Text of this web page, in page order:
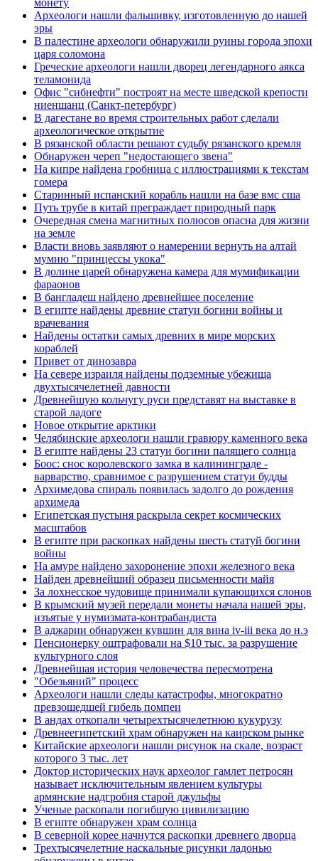
монету
Археологи нашли фальшивку, изготовленную до нашей
эры
В палестине археологи обнаружили руины города эпохи
царя соломона
Греческие археологи нашли дворец легендарного аякса
теламонида
Офис "сибнефти" построят на месте шведской крепости
ниеншанц (Санкт-петербург)
В дагестане во время строительных работ сделали
археологическое открытие
В рязанской области решают судьбу рязанского кремля
Обнаружен череп "недостающего звена"
На кипре найдена гробница с иллюстрациями к текстам
гомера
Старинный испанский корабль нашли на базе вмс сша
Путь трубе в китай преграждает природный парк
Очередная смена магнитных полюсов опасна для жизни
на земле
Власти вновь заявляют о намерении вернуть на алтай
мумию "принцессы укока"
В долине царей обнаружена камера для мумификации
фараонов
В бангладеш найдено древнейшее поселение
В египте найдены древние статуи богини войны и
врачевания
Найдены остатки самых древних в мире морских
кораблей
Привет от динозавра
На севере израиля найдены подземные убежища
двухтысячелетней давности
Древнейшую кольчугу руси представят на выставке в
старой ладоге
Новое открытие арктики
Челябинские археологи нашли гравюру каменного века
В египте найдены 23 статуи богини палящего солнца
Боос: снос королевского замка в калининграде -
варварство, сравнимое с разрушением статуи будды
Архимедова спираль появилась задолго до рождения
архимеда
Египетская пустыня раскрыла секрет космических
масштабов
В египте при раскопках найдены шесть статуй богини
войны
На амуре найдено захоронение эпохи железного века
Найден древнейший образец письменности майя
За лохнесское чудовище принимали купающихся слонов
В крымский музей передали монеты начала нашей эры,
изъятые у нумизмата-контрабандиста
В аджарии обнаружен кувшин для вина iv-iii века до н.э
Пенсионерку оштрафовали на $10 тыс. за разрушение
культурного слоя
Древнейшая история человечества пересмотрена
"Обезьяний" процесс
Археологи нашли следы катастрофы, многократно
превзошедшей гибель помпеи
В андах откопали четырехтысячелетнюю кукурузу
Древнеегипетский храм обнаружен на каирском рынке
Китайские археологи нашли рисунок на скале, возраст
которого 3 тыс. лет
Доктор исторических наук археолог гамлет петросян
называет исключительным явлением культуры
армянские надгробия старой джульфы
Ученые раскопали погибшую цивилизацию
В египте обнаружен храм солнца
В северной корее начнутся раскопки древнего дворца
Трехтысячелетние наскальные рисунки ладонью